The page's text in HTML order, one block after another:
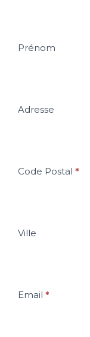
Prénom
Adresse
Code Postal *
Ville
Email *
pas